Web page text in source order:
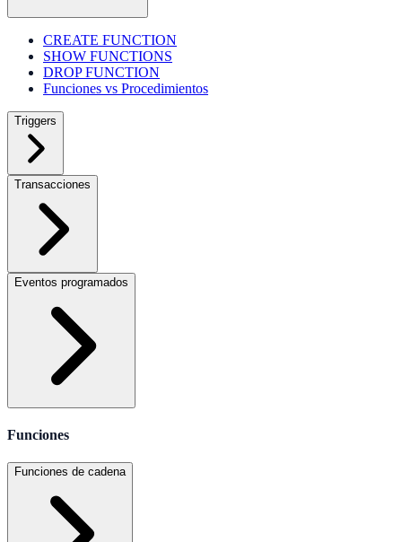
CREATE FUNCTION
SHOW FUNCTIONS
DROP FUNCTION
Funciones vs Procedimientos
Triggers
Transacciones
Eventos programados
Funciones
Funciones de cadena